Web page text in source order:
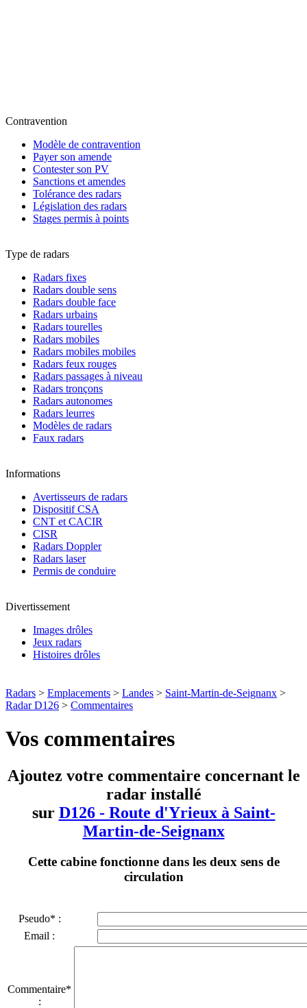
Contravention
Modèle de contravention
Payer son amende
Contester son PV
Sanctions et amendes
Tolérance des radars
Législation des radars
Stages permis à points
Type de radars
Radars fixes
Radars double sens
Radars double face
Radars urbains
Radars tourelles
Radars mobiles
Radars mobiles mobiles
Radars feux rouges
Radars passages à niveau
Radars tronçons
Radars autonomes
Radars leurres
Modèles de radars
Faux radars
Informations
Avertisseurs de radars
Dispositif CSA
CNT et CACIR
CISR
Radars Doppler
Radars laser
Permis de conduire
Divertissement
Images drôles
Jeux radars
Histoires drôles
Radars > Emplacements > Landes > Saint-Martin-de-Seignanx >
Radar D126 > Commentaires
Vos commentaires
Ajoutez votre commentaire concernant le
radar installé
sur D126 - Route d'Yrieux à Saint-
Martin-de-Seignanx
Cette cabine fonctionne dans les deux sens de
circulation
Pseudo* :
Email :
Commentaire*
: